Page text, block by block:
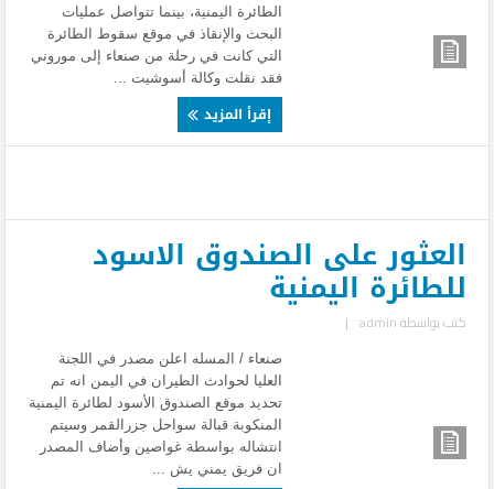
الطائرة اليمنية، بينما تتواصل عمليات
البحث والإنقاذ في موقع سقوط الطائرة
التي كانت في رحلة من صنعاء إلى موروني
فقد نقلت وكالة أسوشيت ...
إقرأ المزيد
العثور على الصندوق الاسود
للطائرة اليمنية
كتب بواسطةadmin
|
صنعاء / المسله اعلن مصدر في اللجنة
العليا لحوادث الطيران في اليمن انه تم
تحديد موقع الصندوق الأسود لطائرة اليمنية
المنكوبة قبالة سواحل جزرالقمر وسيتم
انتشاله بواسطة غواصين وأضاف المصدر
ان فريق يمني يش ...